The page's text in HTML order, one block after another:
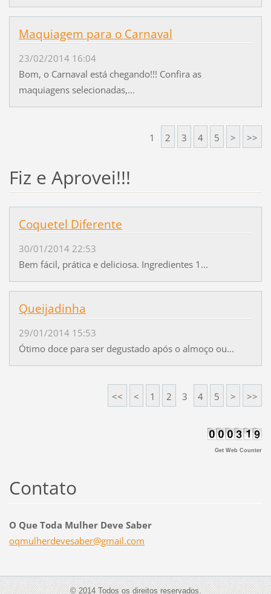
Maquiagem para o Carnaval
23/02/2014 16:04
Bom, o Carnaval está chegando!!! Confira as
maquiagens selecionadas,...
1 2 3 4 5 > >>
Fiz e Aprovei!!!
Coquetel Diferente
30/01/2014 22:53
Bem fácil, prática e deliciosa. Ingredientes 1...
Queijadinha
29/01/2014 15:53
Ótimo doce para ser degustado após o almoço ou...
<< < 1 2 3 4 5 > >>
Get Web Counter
Contato
O Que Toda Mulher Deve Saber
oqmulherdevesaber@gmail.com
© 2014 Todos os direitos reservados.